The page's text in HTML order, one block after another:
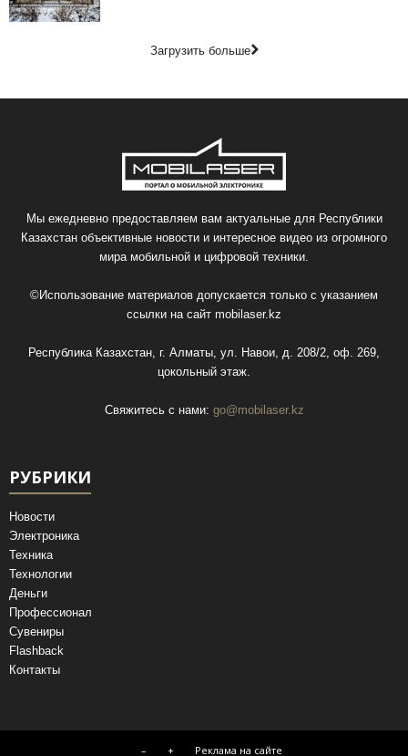
Загрузить больше
Мы ежедневно предоставляем вам актуальные для Республики
Казахстан объективные новости и интересное видео из огромного
мира мобильной и цифровой техники.
©Использование материалов допускается только с указанием
ссылки на сайт mobilaser.kz
Республика Казахстан, г. Алматы, ул. Навои, д. 208/2, оф. 269,
цокольный этаж.
Свяжитесь с нами: go@mobilaser.kz
РУБРИКИ
Новости
Электроника
Техника
Технологии
Деньги
Профессионал
Сувениры
Flashback
Контакты
– + Реклама на сайте